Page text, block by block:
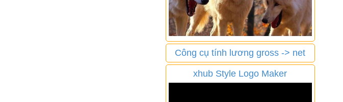
Công cụ tính lương gross -> net
xhub Style Logo Maker